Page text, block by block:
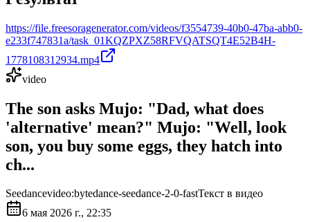
https://file.freesoragenerator.com/videos/f3554739-40b0-47ba-abb0-
e233f747831a/task_01KQZPXZ58RFVQATSQT4E52B4H-
1778108312934.mp4
video
The son asks Mujo: "Dad, what does
'alternative' mean?" ​Mujo: "Well, look
son, you buy some eggs, they hatch into
ch...
Seedancevideo:bytedance-seedance-2-0-fastТекст в видео
6 мая 2026 г., 22:35